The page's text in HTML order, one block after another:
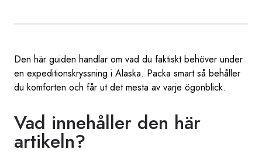
Den här guiden handlar om vad du faktiskt behöver under
en expeditionskryssning i Alaska. Packa smart så behåller
du komforten och får ut det mesta av varje ögonblick.
Vad innehåller den här
artikeln?